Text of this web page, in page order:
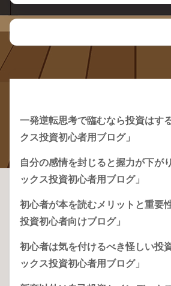
一発逆転思考で臨むなら投資はす
クス投資初心者用ブログ」
自分の感情を封じると握力が下が
ックス投資初心者用ブログ」
初心者が本を読むメリットと重要
投資初心者向けブログ」
初心者は気を付けるべき怪しい投
ックス投資初心者用ブログ」